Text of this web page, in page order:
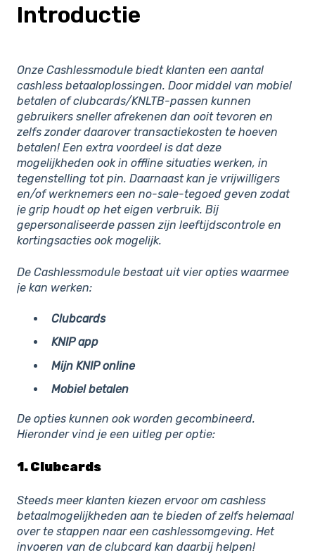
Introductie
Onze Cashlessmodule biedt klanten een aantal
cashless betaaloplossingen. Door middel van mobiel
betalen of clubcards/KNLTB-passen kunnen
gebruikers sneller afrekenen dan ooit tevoren en
zelfs zonder daarover transactiekosten te hoeven
betalen! Een extra voordeel is dat deze
mogelijkheden ook in offline situaties werken, in
tegenstelling tot pin. Daarnaast kan je vrijwilligers
en/of werknemers een no-sale-tegoed geven zodat
je grip houdt op het eigen verbruik. Bij
gepersonaliseerde passen zijn leeftijdscontrole en
kortingsacties ook mogelijk.
De Cashlessmodule bestaat uit vier opties waarmee
je kan werken:
Clubcards
KNIP app
Mijn KNIP online
Mobiel betalen
De opties kunnen ook worden gecombineerd.
Hieronder vind je een uitleg per optie:
1. Clubcards
Steeds meer klanten kiezen ervoor om cashless
betaalmogelijkheden aan te bieden of zelfs helemaal
over te stappen naar een cashlessomgeving. Het
invoeren van de clubcard kan daarbij helpen!